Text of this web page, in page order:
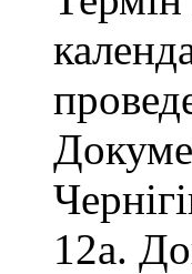
12а.